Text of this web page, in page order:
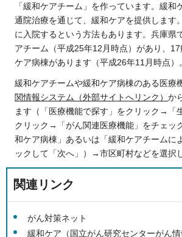
「緩和ケアチーム」を作っています。緩和
通院治療を通じて、緩和ケアを提供します
に入院するという方法もあります。兵庫県
アチーム（平成25年12月時点）があり、
ケア病棟があります（平成26年11月時点）。
緩和ケアチームや緩和ケア病棟のある医療
関情報システム（外部サイトへリンク） か
ます（「医療機能で探す」をクリック→「
クリック→「がん関連医療機能」をチェッ
和ケア病棟」あるいは「緩和ケアチームに
ックして「次へ」）→市区町村などを選択
関連リンク
がん対策ネット
緩和ケア（国立がん研究センターがん